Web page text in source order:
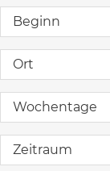
Beginn
Ort
Wochentage
Zeitraum